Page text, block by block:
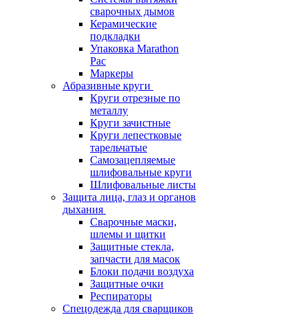
сварочных дымов
Керамические
подкладки
Упаковка Marathon
Pac
Маркеры
Абразивные круги
Круги отрезные по
металлу
Круги зачистные
Круги лепестковые
тарельчатые
Самозацепляемые
шлифовальные круги
Шлифовальные листы
Защита лица, глаз и органов
дыхания
Сварочные маски,
шлемы и щитки
Защитные стекла,
запчасти для масок
Блоки подачи воздуха
Защитные очки
Респираторы
Спецодежда для сварщиков